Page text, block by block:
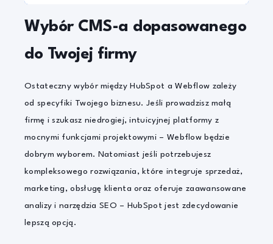
Wybór CMS-a dopasowanego
do Twojej firmy
Ostateczny wybór między HubSpot a Webflow zależy
od specyfiki Twojego biznesu. Jeśli prowadzisz małą
firmę i szukasz niedrogiej, intuicyjnej platformy z
mocnymi funkcjami projektowymi – Webflow będzie
dobrym wyborem. Natomiast jeśli potrzebujesz
kompleksowego rozwiązania, które integruje sprzedaż,
marketing, obsługę klienta oraz oferuje zaawansowane
analizy i narzędzia SEO – HubSpot jest zdecydowanie
lepszą opcją.